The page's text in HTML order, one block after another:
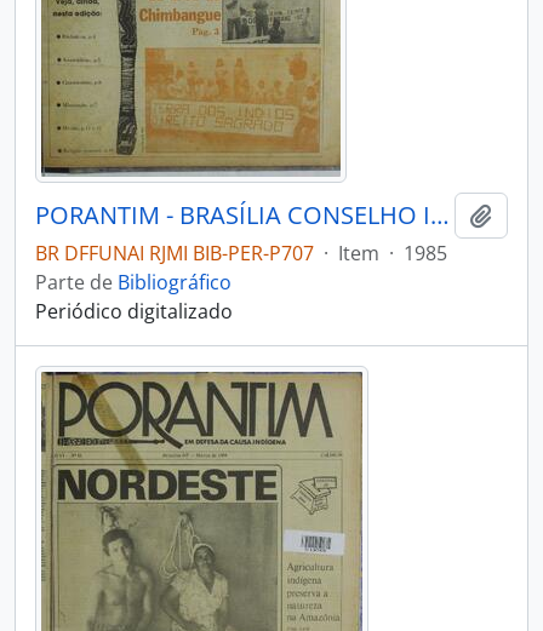
PORANTIM - BRASÍLIA CONSELHO INDIGENISTA MISSIONÁRIO - 1985 - Nº80
BR DFFUNAI RJMI BIB-PER-P707 · Item · 1985
Parte de Bibliográfico
Periódico digitalizado